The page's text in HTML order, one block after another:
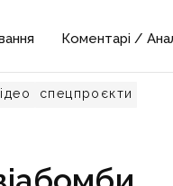
Коментарі /
спецпроєкти